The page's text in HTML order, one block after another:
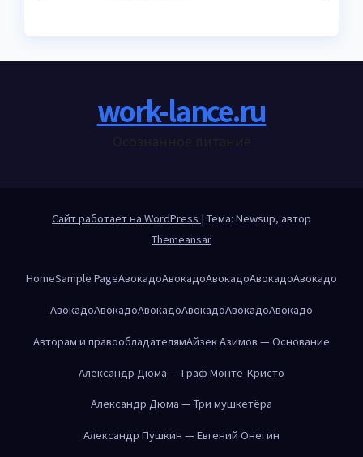
work-lance.ru
Сайт работает на WordPress | Тема: Newsup, автор
Themeansar
HomeSample PageАвокадоАвокадоАвокадоАвокадоАвокадо
АвокадоАвокадоАвокадоАвокадоАвокадоАвокадо
Авторам и правообладателямАйзек Азимов — Основание
Александр Дюма — Граф Монте-Кристо
Александр Дюма — Три мушкетёра
Александр Пушкин — Евгений Онегин